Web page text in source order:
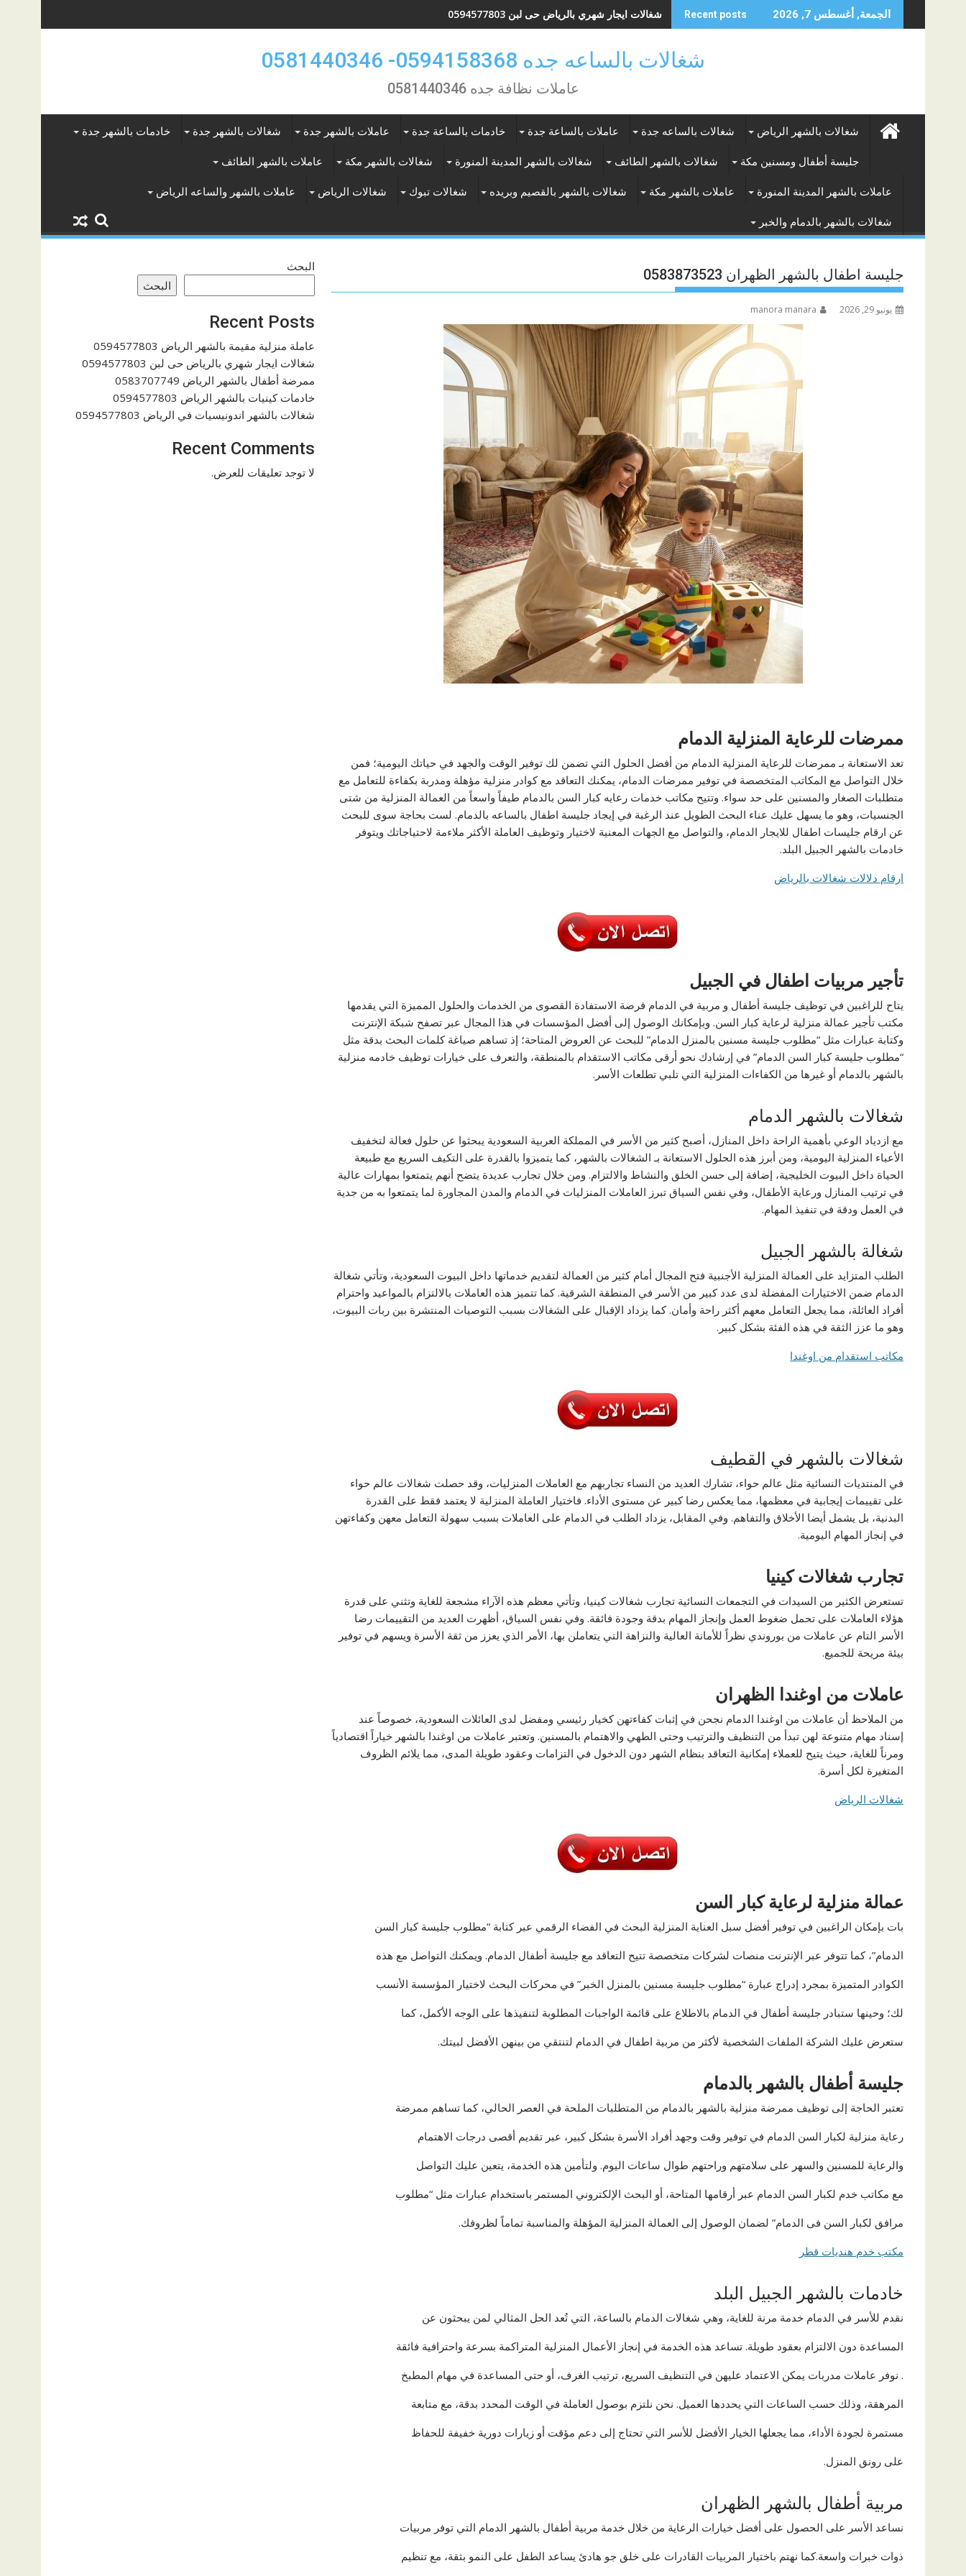
to
الجمعة, أغسطس 7, 2026 Recent posts شغالات ايجار شهري بالرياض حى لبن 0594577803
شغالات بالساعه جده 0594158368- 0581440346
عاملات نظافة جده 0581440346
شغالات بالشهر الرياض شغالات بالساعه جدة عاملات بالساعة جدة خادمات بالساعة جدة عاملات بالشهر جدة شغالات بالشهر جدة خادمات بالشهر جدة
جليسة أطفال ومسنين مكة شغالات بالشهر الطائف شغالات بالشهر المدينة المنورة شغالات بالشهر مكة عاملات بالشهر الطائف
عاملات بالشهر المدينة المنورة عاملات بالشهر مكة شغالات بالشهر بالقصيم وبريده شغالات تبوك شغالات الرياض عاملات بالشهر والساعه الرياض
شغالات بالشهر بالدمام والخبر
جليسة اطفال بالشهر الظهران 0583873523
يونيو 29, 2026 manora manara
ممرضات للرعاية المنزلية الدمام
تعد الاستعانة بـ ممرضات للرعاية المنزلية الدمام من أفضل الحلول التي تضمن لك توفير الوقت والجهد في حياتك اليومية؛ فمن
خلال التواصل مع المكاتب المتخصصة في توفير ممرضات الدمام، يمكنك التعاقد مع كوادر منزلية مؤهلة ومدربة بكفاءة للتعامل مع
متطلبات الصغار والمسنين على حد سواء. وتتيح مكاتب خدمات رعايه كبار السن بالدمام طيفاً واسعاً من العمالة المنزلية من شتى
الجنسيات، وهو ما يسهل عليك عناء البحث الطويل عند الرغبة في إيجاد جليسة اطفال بالساعه بالدمام. لست بحاجة سوى للبحث
عن ارقام جليسات اطفال للايجار الدمام، والتواصل مع الجهات المعنية لاختيار وتوظيف العاملة الأكثر ملاءمة لاحتياجاتك ويتوفر
خادمات بالشهر الجبيل البلد.
ارقام دلالات شغالات بالرياض
تأجير مربيات اطفال في الجبيل
يتاح للراغبين في توظيف جليسة أطفال و مربية في الدمام فرصة الاستفادة القصوى من الخدمات والحلول المميزة التي يقدمها
مكتب تأجير عمالة منزلية لرعاية كبار السن. وبإمكانك الوصول إلى أفضل المؤسسات في هذا المجال عبر تصفح شبكة الإنترنت
وكتابة عبارات مثل “مطلوب جليسة مسنين بالمنزل الدمام” للبحث عن العروض المتاحة؛ إذ تساهم صياغة كلمات البحث بدقة مثل
“مطلوب جليسة كبار السن الدمام” في إرشادك نحو أرقى مكاتب الاستقدام بالمنطقة، والتعرف على خيارات توظيف خادمه منزلية
بالشهر بالدمام أو غيرها من الكفاءات المنزلية التي تلبي تطلعات الأسر.
شغالات بالشهر الدمام
مع ازدياد الوعي بأهمية الراحة داخل المنازل، أصبح كثير من الأسر في المملكة العربية السعودية يبحثوا عن حلول فعالة لتخفيف
الأعباء المنزلية اليومية، ومن أبرز هذه الحلول الاستعانة بـ الشغالات بالشهر، كما يتميزوا بالقدرة على التكيف السريع مع طبيعة
الحياة داخل البيوت الخليجية، إضافة إلى حسن الخلق والنشاط والالتزام. ومن خلال تجارب عديدة يتضح أنهم يتمتعوا بمهارات عالية
في ترتيب المنازل ورعاية الأطفال، وفي نفس السياق تبرز العاملات المنزليات في الدمام والمدن المجاورة لما يتمتعوا به من جدية
في العمل ودقة في تنفيذ المهام.
شغالة بالشهر الجبيل
الطلب المتزايد على العمالة المنزلية الأجنبية فتح المجال أمام كثير من العمالة لتقديم خدماتها داخل البيوت السعودية، وتأتي شغالة
الدمام ضمن الاختيارات المفضلة لدى عدد كبير من الأسر في المنطقة الشرقية. كما تتميز هذه العاملات بالالتزام بالمواعيد واحترام
أفراد العائلة، مما يجعل التعامل معهم أكثر راحة وأمان. كما يزداد الإقبال على الشغالات بسبب التوصيات المنتشرة بين ربات البيوت،
وهو ما عزز الثقة في هذه الفئة بشكل كبير.
مكاتب استقدام من اوغندا
شغالات بالشهر في القطيف
في المنتديات النسائية مثل عالم حواء، تشارك العديد من النساء تجاربهم مع العاملات المنزليات، وقد حصلت شغالات عالم حواء
على تقييمات إيجابية في معظمها، مما يعكس رضا كبير عن مستوى الأداء. فاختيار العاملة المنزلية لا يعتمد فقط على القدرة
البدنية، بل يشمل أيضا الأخلاق والتفاهم. وفي المقابل، يزداد الطلب في الدمام على العاملات بسبب سهولة التعامل معهن وكفاءتهن
في إنجاز المهام اليومية.
تجارب شغالات كينيا
تستعرض الكثير من السيدات في التجمعات النسائية تجارب شغالات كينيا، وتأتي معظم هذه الآراء مشجعة للغاية وتثني على قدرة
هؤلاء العاملات على تحمل ضغوط العمل وإنجاز المهام بدقة وجودة فائقة. وفي نفس السياق، أظهرت العديد من التقييمات رضا
الأسر التام عن عاملات من بوروندي نظراً للأمانة العالية والنزاهة التي يتعاملن بها، الأمر الذي يعزز من ثقة الأسرة ويسهم في توفير
بيئة مريحة للجميع.
عاملات من اوغندا الظهران
من الملاحظ أن عاملات من اوغندا الدمام نجحن في إثبات كفاءتهن كخيار رئيسي ومفضل لدى العائلات السعودية، خصوصاً عند
إسناد مهام متنوعة لهن تبدأ من التنظيف والترتيب وحتى الطهي والاهتمام بالمسنين. وتعتبر عاملات من اوغندا بالشهر خياراً اقتصادياً
ومرناً للغاية، حيث يتيح للعملاء إمكانية التعاقد بنظام الشهر دون الدخول في التزامات وعقود طويلة المدى، مما يلائم الظروف
المتغيرة لكل أسرة.
شغالات الرياض
عمالة منزلية لرعاية كبار السن
بات بإمكان الراغبين في توفير أفضل سبل العناية المنزلية البحث في الفضاء الرقمي عبر كتابة “مطلوب جليسة كبار السن
الدمام”، كما تتوفر عبر الإنترنت منصات لشركات متخصصة تتيح التعاقد مع جليسة أطفال الدمام. ويمكنك التواصل مع هذه
الكوادر المتميزة بمجرد إدراج عبارة “مطلوب جليسة مسنين بالمنزل الخبر” في محركات البحث لاختيار المؤسسة الأنسب
لك؛ وحينها ستبادر جليسة أطفال في الدمام بالاطلاع على قائمة الواجبات المطلوبة لتنفيذها على الوجه الأكمل، كما
ستعرض عليك الشركة الملفات الشخصية لأكثر من مربية اطفال في الدمام لتنتقي من بينهن الأفضل لبيتك.
جليسة أطفال بالشهر بالدمام
تعتبر الحاجة إلى توظيف ممرضة منزلية بالشهر بالدمام من المتطلبات الملحة في العصر الحالي، كما تساهم ممرضة
رعاية منزلية لكبار السن الدمام في توفير وقت وجهد أفراد الأسرة بشكل كبير، عبر تقديم أقصى درجات الاهتمام
والرعاية للمسنين والسهر على سلامتهم وراحتهم طوال ساعات اليوم. ولتأمين هذه الخدمة، يتعين عليك التواصل
مع مكاتب خدم لكبار السن الدمام عبر أرقامها المتاحة، أو البحث الإلكتروني المستمر باستخدام عبارات مثل “مطلوب
مرافق لكبار السن فى الدمام” لضمان الوصول إلى العمالة المنزلية المؤهلة والمناسبة تماماً لظروفك.
مكتب خدم هنديات قطر
خادمات بالشهر الجبيل البلد
نقدم للأسر في الدمام خدمة مرنة للغاية، وهي شغالات الدمام بالساعة، التي تُعد الحل المثالي لمن يبحثون عن
المساعدة دون الالتزام بعقود طويلة. تساعد هذه الخدمة في إنجاز الأعمال المنزلية المتراكمة بسرعة واحترافية فائقة
. نوفر عاملات مدربات يمكن الاعتماد عليهن في التنظيف السريع، ترتيب الغرف، أو حتى المساعدة في مهام المطبخ
المرهقة، وذلك حسب الساعات التي يحددها العميل. نحن نلتزم بوصول العاملة في الوقت المحدد بدقة، مع متابعة
مستمرة لجودة الأداء، مما يجعلها الخيار الأفضل للأسر التي تحتاج إلى دعم مؤقت أو زيارات دورية خفيفة للحفاظ
على رونق المنزل.
مربية أطفال بالشهر الظهران
نساعد الأسر على الحصول على أفضل خيارات الرعاية من خلال خدمة مربية أطفال بالشهر الدمام التي توفر مربيات
ذوات خبرات واسعة.كما نهتم باختيار المربيات القادرات على خلق جو هادئ يساعد الطفل على النمو بثقة، مع تنظيم
البحث
البحث
Recent Posts
عاملة منزلية مقيمة بالشهر الرياض 0594577803
شغالات ايجار شهري بالرياض حى لبن 0594577803
ممرضة أطفال بالشهر الرياض 0583707749
خادمات كينيات بالشهر الرياض 0594577803
شغالات بالشهر اندونيسيات في الرياض 0594577803
Recent Comments
لا توجد تعليقات للعرض.